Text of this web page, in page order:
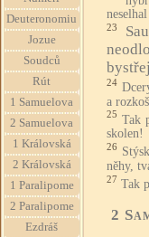
Deuteronomiu
Jozue
Soudců
Rút
1 Samuelova
2 Samuelova
1 Královská
2 Královská
1 Paralipome
2 Paralipome
Ezdráš
23
24
a
25 Tak
skolen!
26
něhy,
27 Tak
2